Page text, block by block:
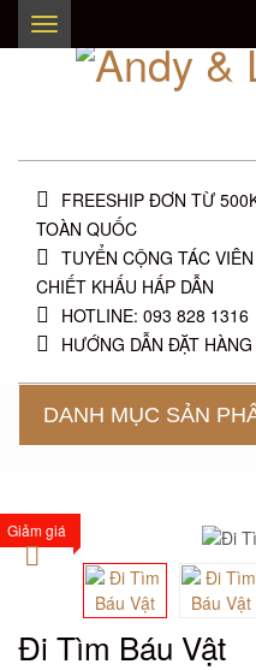
Toggle
navigation
FREESHIP ĐƠN TỪ
TOÀN QUỐC
TUYỂN CỘNG TÁC VIÊN
CHIẾT KHẤU HẤP DẪN
HOTLINE: 093 828 1316
HƯỚNG DẪN ĐẶT HÀNG
DANH MỤC SẢN
Giảm giá
Đi Tìm Báu Vật